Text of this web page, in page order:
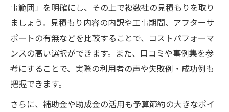
事範囲」を明確にし、その上で複数社の見積もりを取り
ましょう。見積もり内容の内訳や工事期間、アフターサ
ポートの有無などを比較することで、コストパフォーマ
ンスの高い選択ができます。また、口コミや事例集を参
考にすることで、実際の利用者の声や失敗例・成功例も
把握できます。
さらに、補助金や助成金の活用も予算節約の大きなポイ